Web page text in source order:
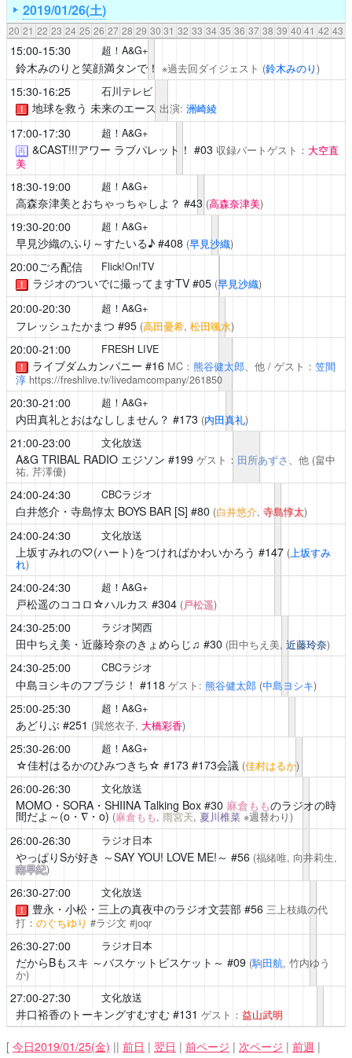
2019/01/26(土)
20 21 22 23 24 25 26 27 28 29 30 31 32 33 34 35 36 37 38 39 40 41 42 43
15:00-15:30 超！A&G+
鈴木みのりと笑顔満タンで！ ※過去回ダイジェスト (鈴木みのり)
15:30-16:25 石川テレビ
！ 地球を救う 未来のエース 出演: 洲崎綾
17:00-17:30 超！A&G+
再 &CAST!!!アワー ラブパレット！ #03 収録パートゲスト： 大空直
美
18:30-19:00 超！A&G+
高森奈津美とおちゃっちゃしよ？ #43 (高森奈津美)
19:30-20:00 超！A&G+
早見沙織のふり～すたいる♪#408 (早見沙織)
20:00ごろ配信 Flick!On!TV
！ ラジオのついでに撮ってますTV#05 (早見沙織)
20:00-20:30 超！A&G+
フレッシュたかまつ #95 (高田憂希, 松田颯水)
20:00-21:00 FRESH LIVE
！ ライブダムカンパニー #16 MC： 熊谷健太郎、他 / ゲスト： 笠間
淳 https://freshlive.tv/livedamcompany/261850
20:30-21:00 超！A&G+
内田真礼とおはなししません？ #173 (内田真礼)
21:00-23:00 文化放送
A&G TRIBAL RADIO エジソン #199 ゲスト： 田所あずさ、他 (畠中
祐, 芹澤優)
24:00-24:30 CBCラジオ
白井悠介・寺島惇太 BOYS BAR [S] #80 (白井悠介, 寺島惇太)
24:00-24:30 文化放送
上坂すみれの♡(ハート)をつければかわいかろう #147 (上坂すみ
れ)
24:00-24:30 超！A&G+
戸松遥のココロ☆ハルカス #304 (戸松遥)
24:30-25:00 ラジオ関西
田中ちえ美・近藤玲奈のきょめらじ♫ #30 (田中ちえ美, 近藤玲奈)
24:30-25:00 CBCラジオ
中島ヨシキのフブラジ！ #118 ゲスト: 熊谷健太郎 (中島ヨシキ)
25:00-25:30 超！A&G+
あどりぶ #251 (巽悠衣子, 大橋彩香)
25:30-26:00 超！A&G+
☆佳村はるかのひみつきち☆ #173 #173会議 (佳村はるか)
26:00-26:30 文化放送
MOMO・SORA・SHIINA Talking Box#30 麻倉もものラジオの時
間だよ～(o・∇・o) (麻倉もも, 雨宮天, 夏川椎菜※週替わり)
26:00-26:30 ラジオ日本
やっぱりSが好き ～SAY YOU! LOVE ME!～ #56 (福緒唯, 向井莉生,
南早紀)
26:30-27:00 文化放送
！ 豊永・小松・三上の真夜中のラジオ文芸部 #56 三上枝織の代
打： のぐちゆり #ラジ文 #joqr
26:30-27:00 ラジオ日本
だからBもスキ ～バスケットビスケット～ #09 (駒田航, 竹内ゆう
か)
27:00-27:30 文化放送
井口裕香のトーキングすむすむ#131 ゲスト： 益山武明
[ 今日2019/01/25(金) || 前日 | 翌日 | 前ページ | 次ページ | 前週 |